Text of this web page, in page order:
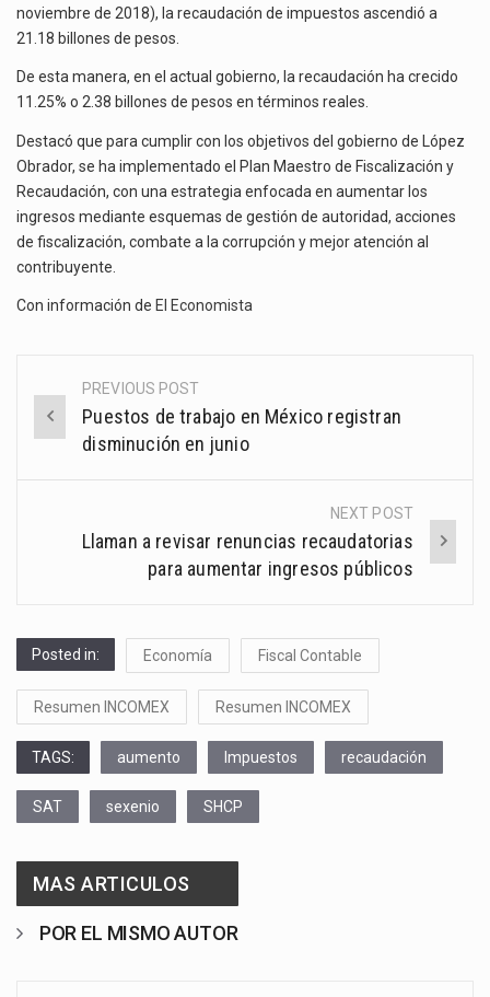
noviembre de 2018), la recaudación de impuestos ascendió a
21.18 billones de pesos.
De esta manera, en el actual gobierno, la recaudación ha crecido
11.25% o 2.38 billones de pesos en términos reales.
Destacó que para cumplir con los objetivos del gobierno de López
Obrador, se ha implementado el Plan Maestro de Fiscalización y
Recaudación, con una estrategia enfocada en aumentar los
ingresos mediante esquemas de gestión de autoridad, acciones
de fiscalización, combate a la corrupción y mejor atención al
contribuyente.
Con información de El Economista
Post
navigation
PREVIOUS POST
Puestos de trabajo en México registran
disminución en junio
NEXT POST
Llaman a revisar renuncias recaudatorias
para aumentar ingresos públicos
Posted in: Economía Fiscal Contable
Resumen INCOMEX Resumen INCOMEX
TAGS: aumento Impuestos recaudación
SAT sexenio SHCP
MAS ARTICULOS
POR EL MISMO AUTOR